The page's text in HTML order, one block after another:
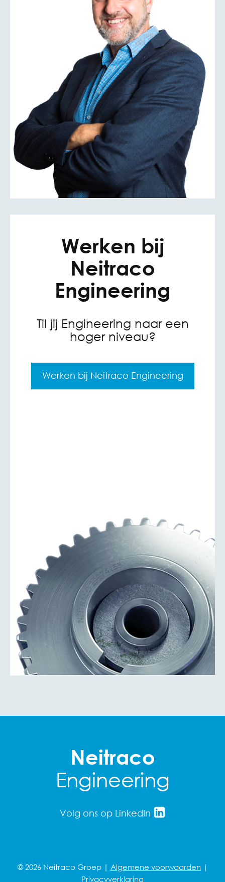
Werken bij
Neitraco
Engineering
Til jij Engineering naar een
hoger niveau?
Werken bij Neitraco Engineering
Neitraco
Engineering
Volg ons op LinkedIn
© 2026 Neitraco Groep | Algemene voorwaarden|
Privacyverklaring